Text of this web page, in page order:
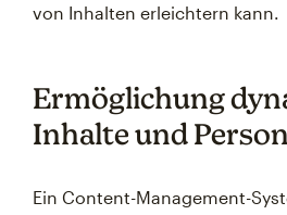
von Inhalten erleichtern kann.
Ermöglichung
Inhalte und
Ein Content-Management-